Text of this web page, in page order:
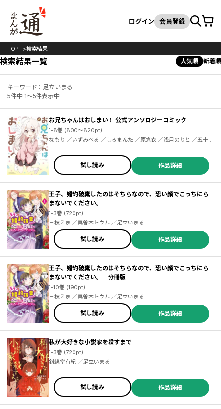
検索
ログイン 会員登録カート
TOP 検索結果
検索結果一覧 人気順 新着順
キーワード：足立いまる
5件中 1～5件表示中
お兄ちゃんはおしまい！ 公式アンソロジーコミック
1-8巻 (800～820pt)
なもり ／いずみべる ／しろまんた ／原悠衣 ／浅月のりと ／五十嵐正邦 ／杜若わか ／川村拓 ／小林キナ ／こめつぶ ／すか ／タダノなつ ／槌居 ／ねこうめ ／藤近小梅 ／森みさき ／結城心一 ／優木すず ／ひろやまひろし ／ホリ ／おにお ／かまぼこＲＥＤ ／クール教信者 ／ｚｉｎｂｅｉ ／せらみっく ／空翔俊介 ／時田時雨 ／ドバト ／ハトポポコ ／福岡太朗 ／ろんな ／黒田ｂｂ ／足立いまる ／9℃ ／サスケ ／豊林サカネ ／はみ ／majoccoid ／ゆうち巳くみ ／雪本愁二
試し読み 作品詳細
王子、婚約破棄したのはそちらなので、恐い顔でこっちにら
まないでください。
1-3巻 (720pt)
三枝えま ／真曽木トウル ／足立いまる
試し読み 作品詳細
王子、婚約破棄したのはそちらなので、恐い顔でこっちにら
まないでください。 分冊版
1-10巻 (190pt)
三枝えま ／真曽木トウル ／足立いまる
試し読み 作品詳細
私が大好きな小説家を殺すまで
1-3巻 (720pt)
斜線堂有紀 ／足立いまる
試し読み 作品詳細